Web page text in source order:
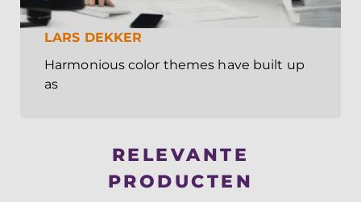
LARS DEKKER
Harmonious color themes have built up
as
RELEVANTE
PRODUCTEN